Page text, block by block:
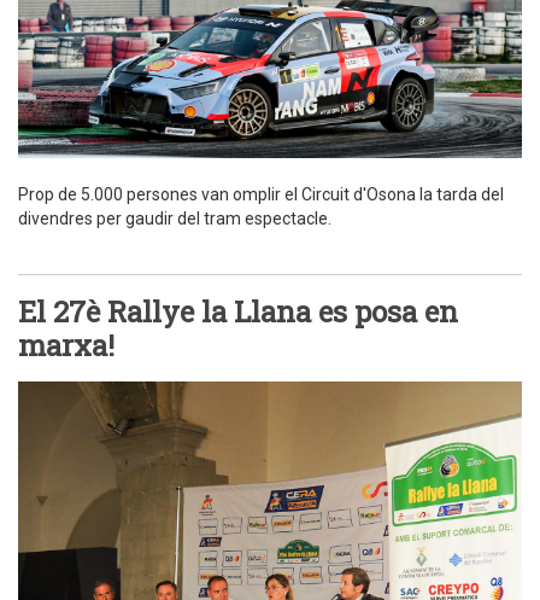
Prop de 5.000 persones van omplir el Circuit d'Osona la tarda del
divendres per gaudir del tram espectacle.
El 27è Rallye la Llana es posa en
marxa!